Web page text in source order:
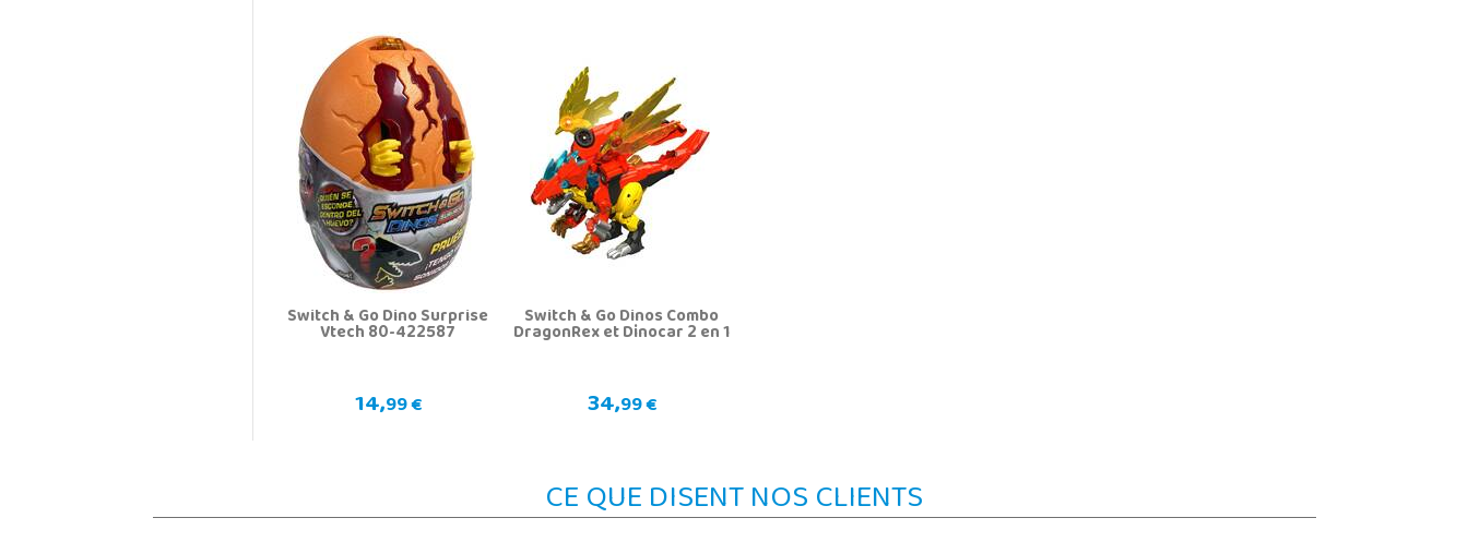
Switch & Go Dino Surprise
Vtech 80-422587
14,99 €
Switch & Go Dinos Combo
DragonRex et Dinocar 2 en 1
34,99 €
CE QUE DISENT NOS CLIENTS